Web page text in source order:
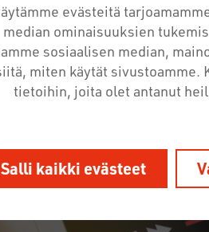
evästeitä
median ominaisuuksien
sosiaalisen median,
miten käytät sivustoamme.
tietoihin, joita olet antanut
Salli kaikki evästeet